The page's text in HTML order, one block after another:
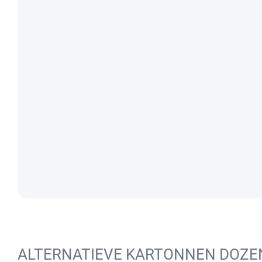
ALTERNATIEVE KARTONNEN